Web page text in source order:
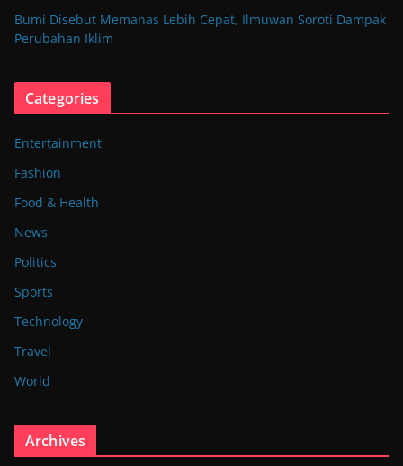
Bumi Disebut Memanas Lebih Cepat, Ilmuwan Soroti Dampak
Perubahan Iklim
Categories
Entertainment
Fashion
Food & Health
News
Politics
Sports
Technology
Travel
World
Archives